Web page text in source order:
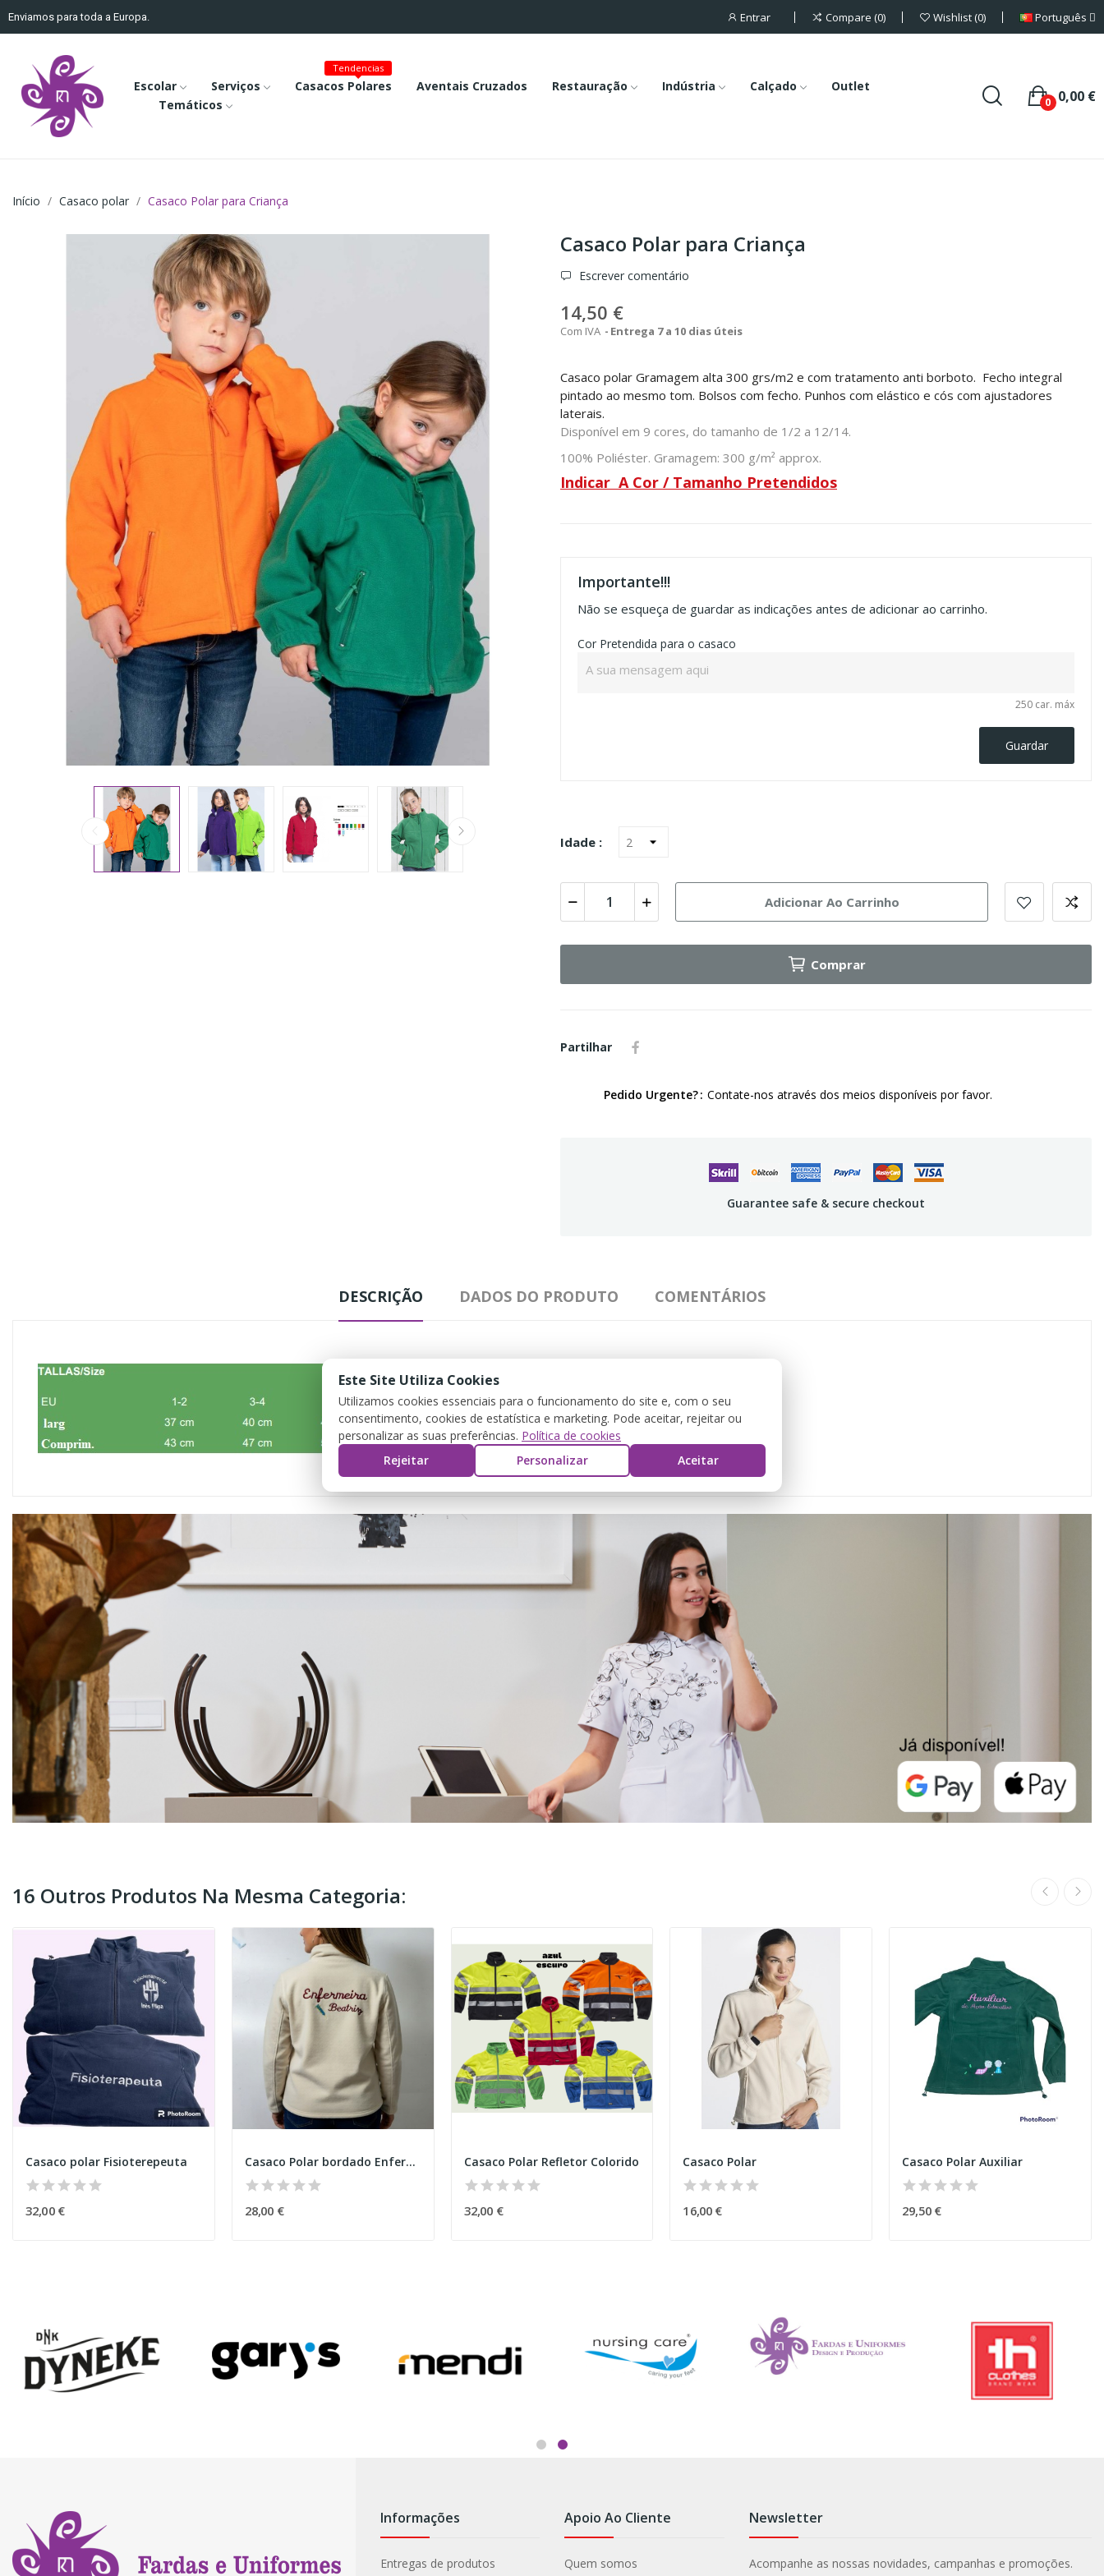
Enviamos para toda a Europa. Entrar Compare 0 Wishlist 0 Português
Escolar Serviços Casacos Polares
Tendencias
Aventais Cruzados Restauração Indústria Calçado
Outlet
Temáticos
0,00 €
0
Início Casaco polar Casaco Polar para Criança
Casaco Polar para Criança
Escrever comentário
14,50 €
Com IVA Entrega 7 a 10 dias úteis
Casaco polar Gramagem alta 300 grs/m2 e com tratamento anti borboto. Fecho integral
pintado ao mesmo tom. Bolsos com fecho. Punhos com elástico e cós com ajustadores
laterais.
Disponível em 9 cores, do tamanho de 1/2 a 12/14.
100% Poliéster. Gramagem: 300 g/m² approx.
Indicar A Cor / Tamanho Pretendidos
Importante!!!
Não se esqueça de guardar as indicações antes de adicionar ao carrinho.
Cor Pretendida para o casaco
250 car. máx
Guardar
Idade :
Adicionar Ao Carrinho
Comprar
Partilhar
Pedido Urgente? Contate-nos através dos meios disponíveis por favor.
Guarantee safe & secure checkout
DESCRIÇÃO DADOS DO PRODUTO COMENTÁRIOS
16 Outros Produtos Na Mesma Categoria:
Casaco polar Fisioterepeuta
32,00 €
Casaco Polar bordado Enfermeira N
28,00 €
Casaco Polar Refletor Colorido
32,00 €
Casaco Polar
16,00 €
Casaco Polar Auxiliar
29,50 €
Informações
Entregas de produtos
Apoio Ao Cliente
Quem somos
Newsletter
Acompanhe as nossas novidades, campanhas e promoções.
Este Site Utiliza Cookies
Utilizamos cookies essenciais para o funcionamento do site e, com o seu
consentimento, cookies de estatística e marketing. Pode aceitar, rejeitar ou
personalizar as suas preferências. Política de cookies
Rejeitar
Personalizar Aceitar